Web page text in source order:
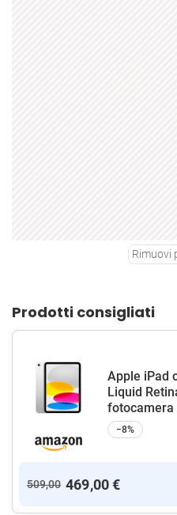
Rimuovi
Prodotti consigliati
Apple iPad
Liquid
fotocamera
−8%
509,00 469,00 €